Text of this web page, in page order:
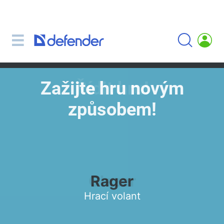
Sady (klávesnice + myš)
Klávesnice
Sluchátka, sluchátka, mikrofony
Náhlavní soupravy pro mobilní zařízení
Počítačová sluchátka
Zažijte hru novým
způsobem!
Rager
Hrací volant